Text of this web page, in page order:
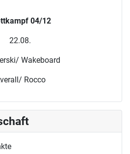
04/12
22.08.
Wakeboard
Rocco